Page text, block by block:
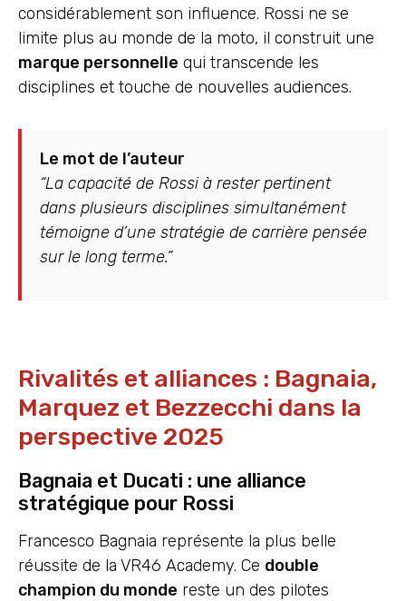
considérablement son influence. Rossi ne se
limite plus au monde de la moto, il construit une
marque personnelle qui transcende les
disciplines et touche de nouvelles audiences.
Le mot de l’auteur
“La capacité de Rossi à rester pertinent
dans plusieurs disciplines simultanément
témoigne d’une stratégie de carrière pensée
sur le long terme.”
Rivalités et alliances : Bagnaia,
Marquez et Bezzecchi dans la
perspective 2025
Bagnaia et Ducati : une alliance
stratégique pour Rossi
Francesco Bagnaia représente la plus belle
réussite de la VR46 Academy. Ce double
champion du monde reste un des pilotes